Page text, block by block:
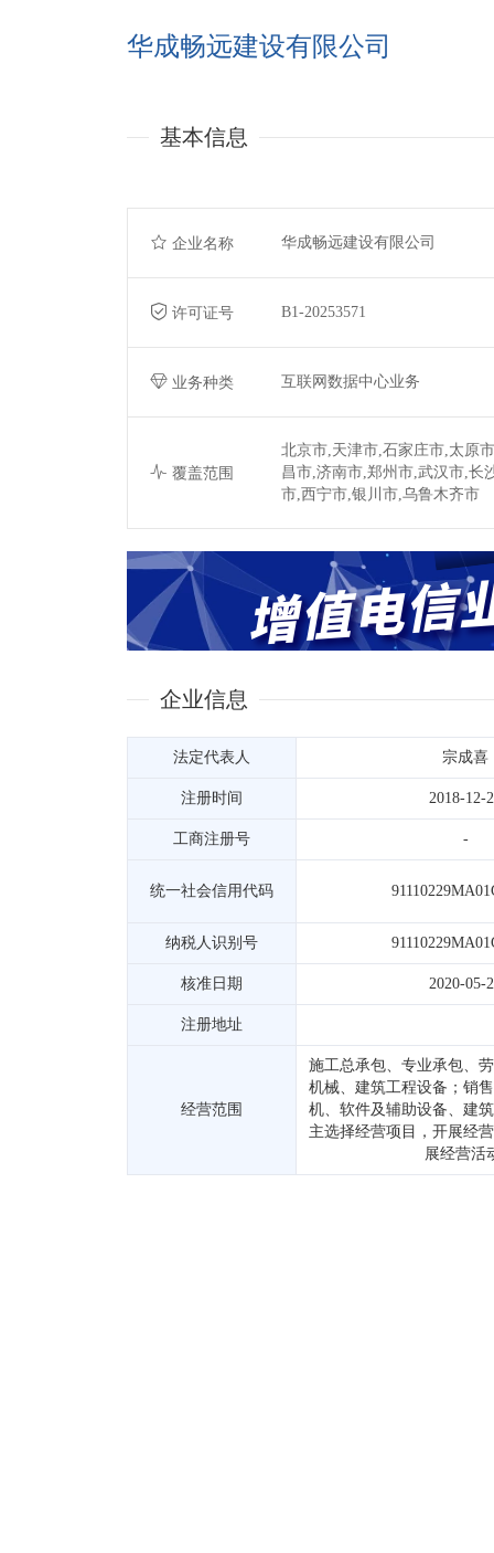
华成畅远建设有限公司
基本信息
企业名称 华成畅远建设有限公司
许可证号 B1-20253571
业务种类 互联网数据中心业务
覆盖范围
北京市,天津市,石家庄市,太原
昌市,济南市,郑州市,武汉市,长
市,西宁市,银川市,乌鲁木齐市
企业信息
法定代表人 宗成喜
注册时间 2018-12-
工商注册号 -
统一社会信用代码
纳税人识别号
核准日期 2020-05-
注册地址
经营范围
施工总承包、专业承包、
机械、建筑工程设备；销
机、软件及辅助设备、建
主选择经营项目，开展经
展经营活